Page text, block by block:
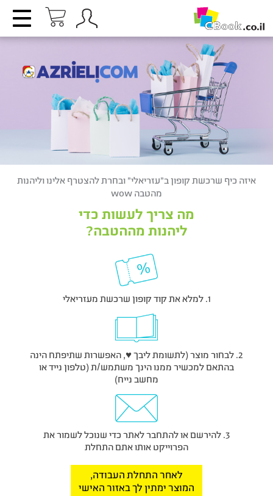
איזה כיף שרכשת קופון ב"עזריאלי" ובחרת להצטרף אלינו וליהנות
מהטבה wow
מה צריך לעשות כדי
ליהנות מההטבה?
1. למלא את קוד קופון שרכשת מעזריאלי
2. לבחור מוצר (לתשומת ליבך ♥, האפשרות שתיפתח הינה
בהתאם למכשיר ממנו הינך משתמש/ת (טלפון נייד או
מחשב נייח)
3. להירשם או להתחבר לאתר כדי שנוכל לשמור את
הפרוייקט אותו אתם התחלת
לאחר התחלת העבודה,
המוצר ימתין לך באזור האישי